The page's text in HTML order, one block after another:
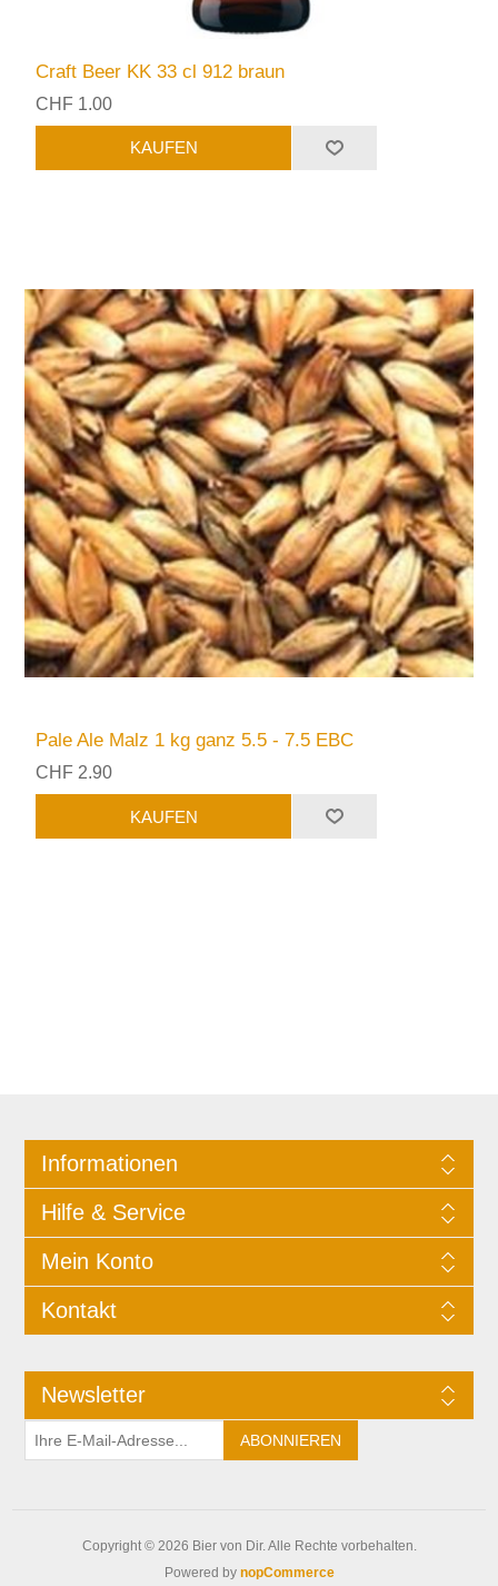
Craft Beer KK 33 cl 912 braun
CHF 1.00
Pale Ale Malz 1 kg ganz 5.5 - 7.5 EBC
CHF 2.90
Informationen
Hilfe & Service
Mein Konto
Kontakt
Newsletter
Copyright © 2026 Bier von Dir. Alle Rechte vorbehalten.
Powered by nopCommerce